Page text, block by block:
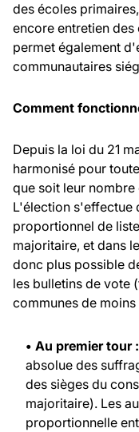
des écoles
encore entretien
permet également
communautaires
Comment
Depuis la loi du 21
harmonisé pour
que soit leur
L'élection s'effectue
proportionnel de
majoritaire, et dans
donc plus possible
les bulletins de vote
communes de
• Au premier tour :
absolue des
des sièges du
majoritaire). Les
proportionnelle